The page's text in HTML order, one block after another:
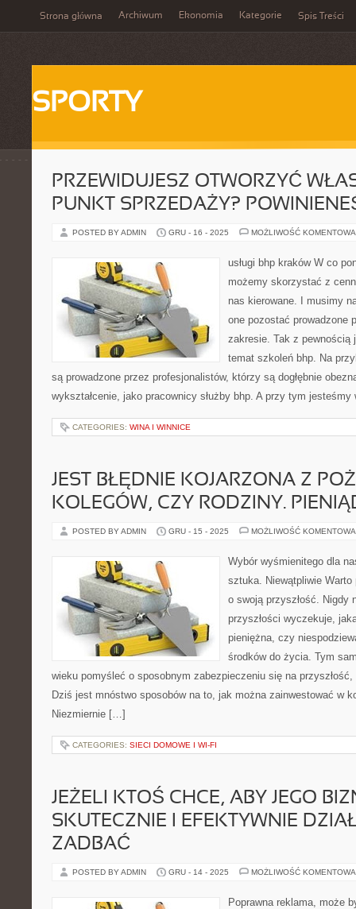
Strona główna Archiwum Ekonomia Kategorie Spis Treści
SPORTY
PRZEWIDUJESZ OTWORZYĆ
PUNKT SPRZEDAŻY?
POSTED BY ADMIN GRU - 16 - 2025 MOŻLIWOŚĆ
usługi bhp kraków W co
możemy skorzystać z
nas kierowane. I musimy
one pozostać prowadzone
zakresie. Tak z pewnością
temat szkoleń bhp. Na
są prowadzone przez profesjonalistów, którzy są dogłębnie
wykształcenie, jako pracownicy służby bhp. A przy tym
CATEGORIES: WINA I WINNICE
JEST BŁĘDNIE KOJARZONA Z
KOLEGÓW, CZY RODZINY.
POSTED BY ADMIN GRU - 15 - 2025 MOŻLIWOŚĆ
Wybór wyśmienitego dla
sztuka. Niewątpliwie
o swoją przyszłość. Nigdy
przyszłości wyczekuje,
pieniężna, czy
środków do życia. Tym
wieku pomyśleć o sposobnym zabezpieczeniu się na
Dziś jest mnóstwo sposobów na to, jak można zainwestować w
Niezmiernie […]
CATEGORIES: SIECI DOMOWE I WI-FI
JEŻELI KTOŚ CHCE, ABY JEGO
SKUTECZNIE I EFEKTYWNIE
ZADBAĆ
POSTED BY ADMIN GRU - 14 - 2025 MOŻLIWOŚĆ
Poprawna reklama, może